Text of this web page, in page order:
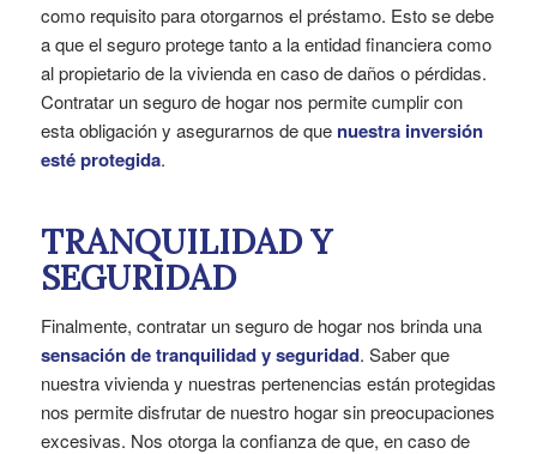
como requisito para otorgarnos el préstamo. Esto se debe
a que el seguro protege tanto a la entidad financiera como
al propietario de la vivienda en caso de daños o pérdidas.
Contratar un seguro de hogar nos permite cumplir con
esta obligación y asegurarnos de que nuestra inversión
esté protegida.
TRANQUILIDAD Y
SEGURIDAD
Finalmente, contratar un seguro de hogar nos brinda una
sensación de tranquilidad y seguridad. Saber que
nuestra vivienda y nuestras pertenencias están protegidas
nos permite disfrutar de nuestro hogar sin preocupaciones
excesivas. Nos otorga la confianza de que, en caso de